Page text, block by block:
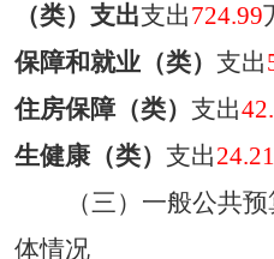
（类） 支出支出724.99
保障和就业（类） 支出
住房保障（类） 支出
生健康（类） 支出24.21
（三）一般公共
体情况